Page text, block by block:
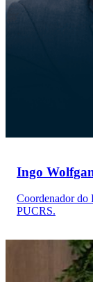
Ingo
Coordenador do
PUCRS.